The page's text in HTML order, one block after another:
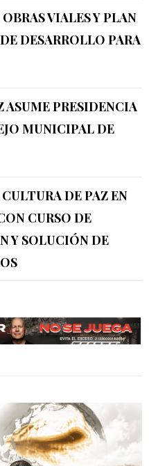
VIALES Y PLAN
DESARROLLO PARA
ASUME PRESIDENCIA
MUNICIPAL DE
DE PAZ EN
CURSO DE
Y SOLUCIÓN DE